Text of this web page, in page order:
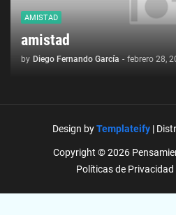
AMISTAD
amistad
by Diego Fernando García - febrero 28,
Design byTemplateify|
Copyright © 2026
Políticas de Privacidad